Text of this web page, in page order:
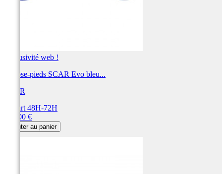
Exclusivité web !
Repose-pieds SCAR Evo bleu...
SCAR
Départ 48H-72H
115,00 €
Ajouter au panier